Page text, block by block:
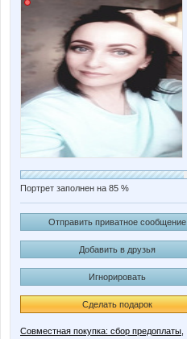
Портрет заполнен на 85 %
Отправить приватное сообщение
Добавить в друзья
Игнорировать
Сделать подарок
Совместная покупка: сбор предоплаты,